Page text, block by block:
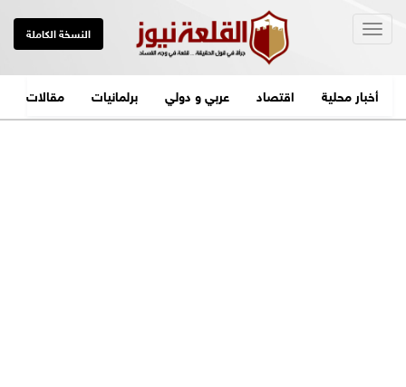
النسخة الكاملة
أخبار محلية اقتصاد عربي و دولي برلمانيات مقالات